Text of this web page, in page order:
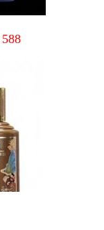
588